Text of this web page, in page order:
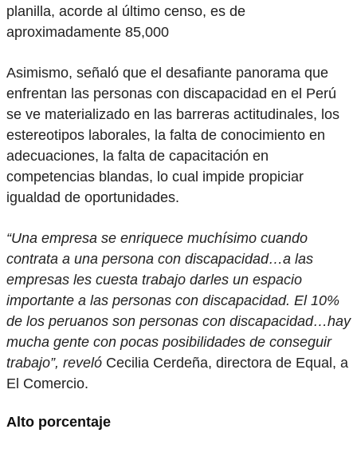
planilla, acorde al último censo, es de
aproximadamente 85,000
Asimismo, señaló que el desafiante panorama que
enfrentan las personas con discapacidad en el Perú
se ve materializado en las barreras actitudinales, los
estereotipos laborales, la falta de conocimiento en
adecuaciones, la falta de capacitación en
competencias blandas, lo cual impide propiciar
igualdad de oportunidades.
“Una empresa se enriquece muchísimo cuando
contrata a una persona con discapacidad…a las
empresas les cuesta trabajo darles un espacio
importante a las personas con discapacidad. El 10%
de los peruanos son personas con discapacidad…hay
mucha gente con pocas posibilidades de conseguir
trabajo”, reveló Cecilia Cerdeña, directora de Equal, a
El Comercio.
Alto porcentaje